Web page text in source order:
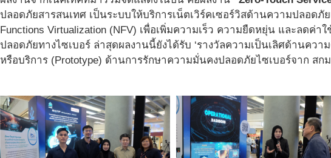
ปลอดภัยสารสนเทศ เป็นระบบให้บริการเน็ตเวิร์คเซอร์วิสด้านความปลอด
Functions Virtualization (NFV) เพื่อเพิ่มความเร็ว ความยืดหยุ่น และลดค่
ปลอดภัยทางไซเบอร์ ล่าสุดผลงานนี้ยังได้รับ ‘รางวัลความเป็นเลิศด้านคว
หรือบริการ (Prototype) ด้านการรักษาความมั่นคงปลอดภัยไซเบอร์จาก สก